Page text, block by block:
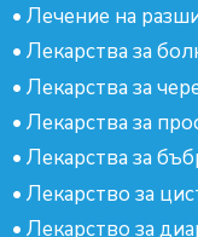
• Лечение на
• Лекарства за
• Лекарства за
• Лекарства за
• Лекарства за
• Лекарство за
• Лекарство за